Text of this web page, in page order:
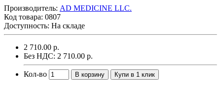
Производитель: AD MEDICINE LLC.
Код товара: 0807
Доступность: На складе
2 710.00 р.
Без НДС: 2 710.00 р.
Кол-во В корзину Купи в 1 клик